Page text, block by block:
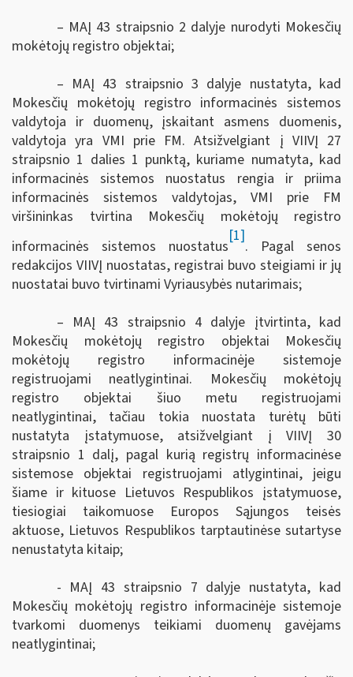
– MAĮ 43 straipsnio 2 dalyje nurodyti Mokesčių
mokėtojų registro objektai;
– MAĮ 43 straipsnio 3 dalyje nustatyta, kad
Mokesčių mokėtojų registro informacinės sistemos
valdytoja ir duomenų, įskaitant asmens duomenis,
valdytoja yra VMI prie FM. Atsižvelgiant į VIIVĮ 27
straipsnio 1 dalies 1 punktą, kuriame numatyta, kad
informacinės sistemos nuostatus rengia ir priima
informacinės sistemos valdytojas, VMI prie FM
viršininkas tvirtina Mokesčių mokėtojų registro
informacinės sistemos nuostatus
[1]
. Pagal senos
redakcijos VIIVĮ nuostatas, registrai buvo steigiami ir jų
nuostatai buvo tvirtinami Vyriausybės nutarimais;
– MAĮ 43 straipsnio 4 dalyje įtvirtinta, kad
Mokesčių mokėtojų registro objektai Mokesčių
mokėtojų registro informacinėje sistemoje
registruojami neatlygintinai. Mokesčių mokėtojų
registro objektai šiuo metu registruojami
neatlygintinai, tačiau tokia nuostata turėtų būti
nustatyta įstatymuose, atsižvelgiant į VIIVĮ 30
straipsnio 1 dalį, pagal kurią registrų informacinėse
sistemose objektai registruojami atlygintinai, jeigu
šiame ir kituose Lietuvos Respublikos įstatymuose,
tiesiogiai taikomuose Europos Sąjungos teisės
aktuose, Lietuvos Respublikos tarptautinėse sutartyse
nenustatyta kitaip;
- MAĮ 43 straipsnio 7 dalyje nustatyta, kad
Mokesčių mokėtojų registro informacinėje sistemoje
tvarkomi duomenys teikiami duomenų gavėjams
neatlygintinai;